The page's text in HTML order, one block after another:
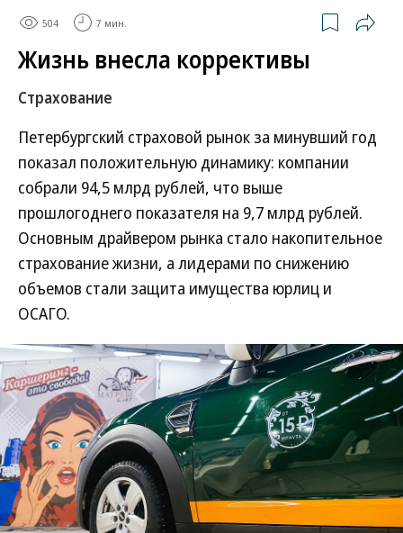
504 7 мин.
Жизнь внесла коррективы
Страхование
Петербургский страховой рынок за минувший год
показал положительную динамику: компании
собрали 94,5 млрд рублей, что выше
прошлогоднего показателя на 9,7 млрд рублей.
Основным драйвером рынка стало накопительное
страхование жизни, а лидерами по снижению
объемов стали защита имущества юрлиц и
ОСАГО.